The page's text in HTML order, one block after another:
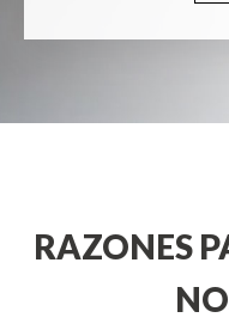
RAZONES